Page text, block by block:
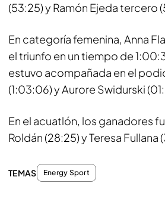
(53:25) y Ramón Ejeda tercero
En categoría femenina, Anna
el triunfo en un tiempo de
estuvo acompañada en el
(1:03:06) y Aurore Swidurski
En el acuatlón, los ganadores
Roldán (28:25) y Teresa Fullana
TEMAS Energy Sport